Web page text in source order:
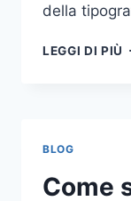
della
LEGGI DI PIÙ
A
BLOG
Come